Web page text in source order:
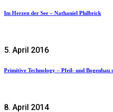
Im Herzen der See – Nathaniel Philbrick
5. April 2016
Primitive Technology – Pfeil- und Bogenbau
8. April 2014